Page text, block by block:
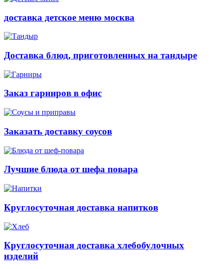
доставка детское меню москва
Доставка блюд, приготовленных на тандыре
Заказ гарниров в офис
Заказать доставку соусов
Лучшие блюда от шефа повара
Круглосуточная доставка напитков
Круглосуточная доставка хлебобулочных
изделий